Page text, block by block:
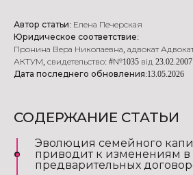
Автор статьи: Елена Печерская
Юридическое соответствие:
Пронина Вера Николаевна, адвокат
АКТУМ, свидетельство: #№1035 від 23.02.2007
Дата последнего обновления:13.05.2026
СОДЕРЖАНИЕ СТАТЬИ
Эволюция семейного
приводит к изменениям в
предварительных